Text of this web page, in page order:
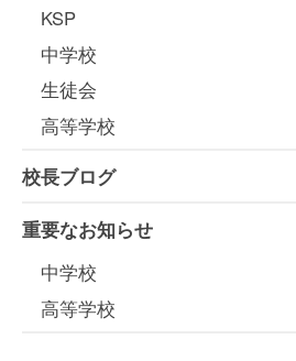
KSP
中学校
生徒会
高等学校
校長ブログ
重要なお知らせ
中学校
高等学校